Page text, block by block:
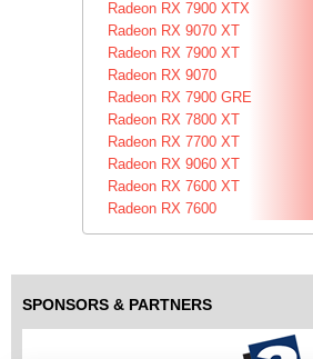
Radeon RX 7900 XTX
Radeon RX 9070 XT
Radeon RX 7900 XT
Radeon RX 9070
Radeon RX 7900 GRE
Radeon RX 7800 XT
Radeon RX 7700 XT
Radeon RX 9060 XT
Radeon RX 7600 XT
Radeon RX 7600
SPONSORS & PARTNERS